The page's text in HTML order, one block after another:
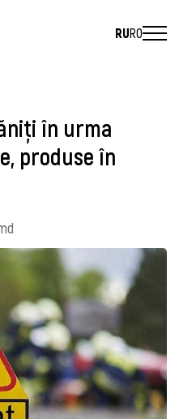
RURO
în urma
produse în